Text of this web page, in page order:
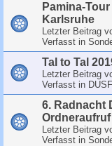
Pamina-
Karlsruhe
Letzter Beitrag
Verfasst in
Tal to Tal
Letzter Beitrag
Verfasst in
6. Radnacht
Ordneraufruf
Letzter Beitrag
Verfasst in